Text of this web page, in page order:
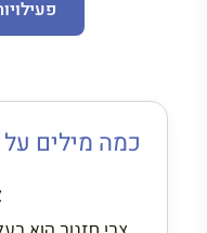
כמה מילים